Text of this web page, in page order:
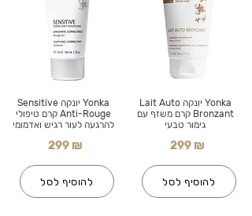
Yonka יונקה Sensitive
Anti-Rouge קרם טיפולי
להרגעה לעור רגיש ואדמומי
299 ₪
להוסיף לסל
Yonka יונקה Lait Auto
Bronzant קרם משזף עם
גימור טבעי
299 ₪
להוסיף לסל